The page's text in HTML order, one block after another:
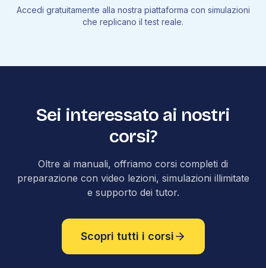
Accedi gratuitamente alla nostra piattaforma con simulazioni
che replicano il test reale.
Sei interessato ai nostri
corsi?
Oltre ai manuali, offriamo corsi completi di
preparazione con video lezioni, simulazioni illimitate
e supporto dei tutor.
Scopri tutti i corsi